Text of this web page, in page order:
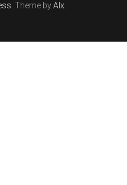
. Theme byAlx